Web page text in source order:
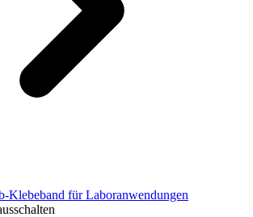
Klebeband für Laboranwendungen